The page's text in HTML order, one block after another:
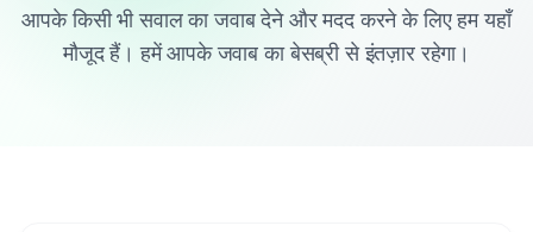
आपके किसी भी सवाल का जवाब देने और मदद करने के लिए हम यहाँ
मौजूद हैं। हमें आपके जवाब का बेसब्री से इंतज़ार रहेगा।